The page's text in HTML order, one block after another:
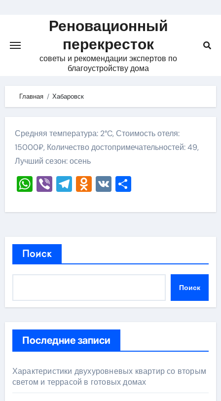
Реновационный
перекресток
советы и рекомендации экспертов по
благоустройству дома
Главная Хабаровск
Средняя температура: 2°C, Стоимость отеля:
15000₽, Количество достопримечательностей: 49,
Лучший сезон: осень
WhatsApp
ViberTelegram
Odnoklassniki
VKОтправить
Поиск
Поиск
Последние записи
Характеристики двухуровневых квартир со вторым
светом и террасой в готовых домах